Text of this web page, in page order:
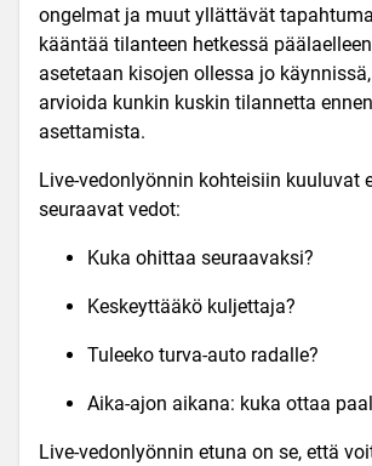
ongelmat ja muut yllättävät
kääntää tilanteen hetkessä
asetetaan kisojen ollessa jo
arvioida kunkin kuskin tilannetta
asettamista.
Live-vedonlyönnin kohteisiin kuuluvat
seuraavat vedot:
Kuka ohittaa seuraavaksi?
Keskeyttääkö kuljettaja?
Tuleeko turva-auto radalle?
Aika-ajon aikana: kuka ottaa
Live-vedonlyönnin etuna on se, että